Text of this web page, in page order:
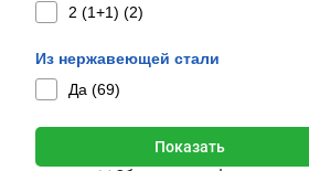
2 (1+1) (2)
Из нержавеющей стали
Да (69)